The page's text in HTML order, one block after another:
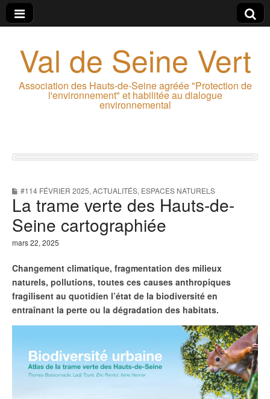
Val de Seine Vert
Association des Hauts-de-Seine agréée "Protection de
l'environnement" et habilitée au dialogue
environnemental
#114 FÉVRIER 2025, ACTUALITÉS, ESPACES NATURELS
La trame verte des Hauts-de-
Seine cartographiée
mars 22, 2025
Changement climatique, fragmentation des milieux
naturels, pollutions, toutes ces causes anthropiques
fragilisent au quotidien l’état de la biodiversité en
entraînant la perte ou la dégradation des habitats.